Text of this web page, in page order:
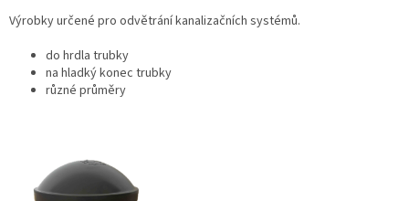
Výrobky určené pro odvětrání kanalizačních systémů.
do hrdla trubky
na hladký konec trubky
různé průměry